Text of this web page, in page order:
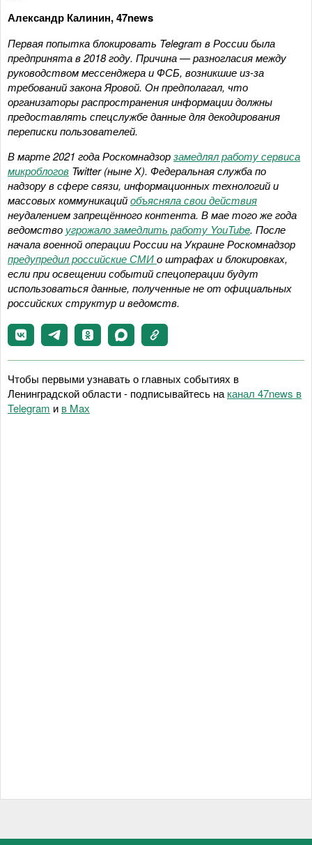
Александр Калинин, 47news
Первая попытка блокировать Telegram в России была
предпринята в 2018 году. Причина — разногласия между
руководством мессенджера и ФСБ, возникшие из-за
требований закона Яровой. Он предполагал, что
организаторы распространения информации должны
предоставлять спецслужбе данные для декодирования
переписки пользователей.
В марте 2021 года Роскомнадзорзамедлял работу сервиса
микроблогов Twitter (ныне Х). Федеральная служба по
надзору в сфере связи, информационных технологий и
массовых коммуникацийобъясняла свои действия
неудалением запрещённого контента. В мае того же года
ведомство угрожало замедлить работу YouTube. После
начала военной операции России на Украине Роскомнадзор
предупредил российские СМИо штрафах и блокировках,
если при освещении событий спецоперации будут
использоваться данные, полученные не от официальных
российских структур и ведомств.
Чтобы первыми узнавать о главных событиях в
Ленинградской области - подписывайтесь на канал 47news в
Telegram и в Maх